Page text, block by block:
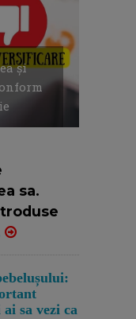
și
sa.
sa vezi ca